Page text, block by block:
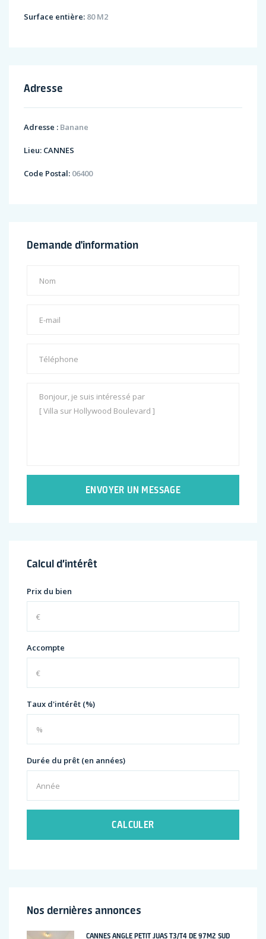
Surface entière: 80 M2
Adresse
Adresse : Banane
Lieu: CANNES
Code Postal: 06400
Demande d'information
ENVOYER UN MESSAGE
Calcul d’intérêt
Prix du bien
Accompte
Taux d'intérêt (%)
Durée du prêt (en années)
CALCULER
Nos dernières annonces
CANNES ANGLE PETIT JUAS T3/T4 DE 97M2 SUD